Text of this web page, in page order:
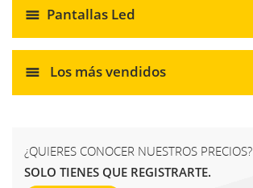
Pantallas Led
Los más vendidos
¿QUIERES CONOCER NUESTROS PRECIOS?
SOLO TIENES QUE REGISTRARTE.